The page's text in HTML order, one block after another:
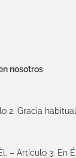
nosotros
2. Gracia
– Artículo 3. En